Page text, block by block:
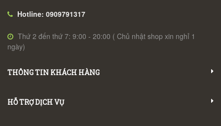
Hotline: 0909791317
Thứ 2 đến thứ 7: 9:00 - 20:00 ( Chủ nhật shop xin nghỉ 1
ngày)
THÔNG TIN KHÁCH HÀNG
HỖ TRỢ DỊCH VỤ